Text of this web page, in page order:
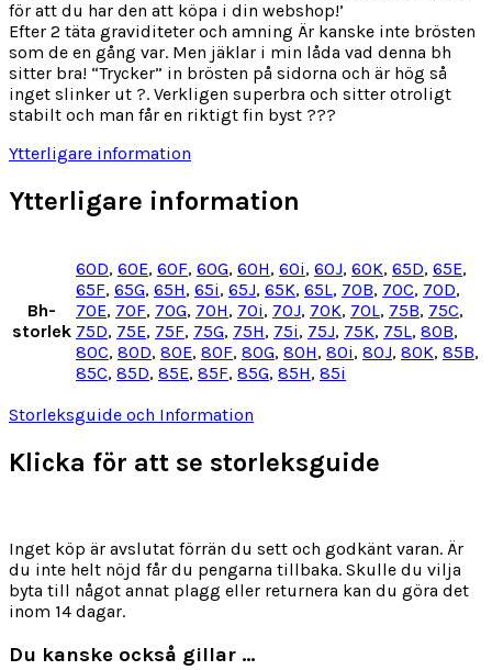
för att du har den att köpa i din webshop!’
Efter 2 täta graviditeter och amning Är kanske inte brösten
som de en gång var. Men jäklar i min låda vad denna bh
sitter bra! “Trycker” in brösten på sidorna och är hög så
inget slinker ut ?. Verkligen superbra och sitter otroligt
stabilt och man får en riktigt fin byst ???
Ytterligare information
Ytterligare information
Bh-
storlek
60D, 60E, 60F, 60G, 60H, 60i, 60J, 60K, 65D, 65E,
65F, 65G, 65H, 65i, 65J, 65K, 65L, 70B, 70C, 70D,
70E, 70F, 70G, 70H, 70i, 70J, 70K, 70L, 75B, 75C,
75D, 75E, 75F, 75G, 75H, 75i, 75J, 75K, 75L, 80B,
80C, 80D, 80E, 80F, 80G, 80H, 80i, 80J, 80K, 85B,
85C, 85D, 85E, 85F, 85G, 85H, 85i
Storleksguide och Information
Klicka för att se storleksguide
Inget köp är avslutat förrän du sett och godkänt varan. Är
du inte helt nöjd får du pengarna tillbaka. Skulle du vilja
byta till något annat plagg eller returnera kan du göra det
inom 14 dagar.
Du kanske också gillar …